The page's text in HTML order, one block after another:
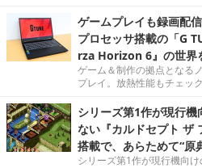
ゲームプレイも録画配
プロセッサ搭載の「G
rza Horizon 6』の世界
ゲーム＆制作の拠点となる
プレイ。放熱性能もチェッ
シリーズ第1作が現行
ない『カルドセプト ザ
搭載で、あらためて“原
シリーズ第1作が現行機向